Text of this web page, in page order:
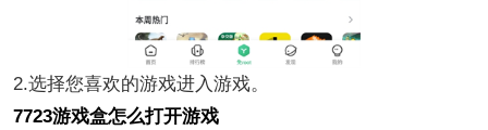
2.选择您喜欢的游戏进入游戏。
7723游戏盒怎么打开游戏